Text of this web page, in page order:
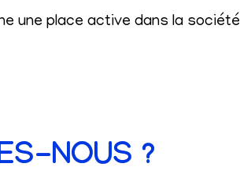
une place active dans la société
NOUS ?